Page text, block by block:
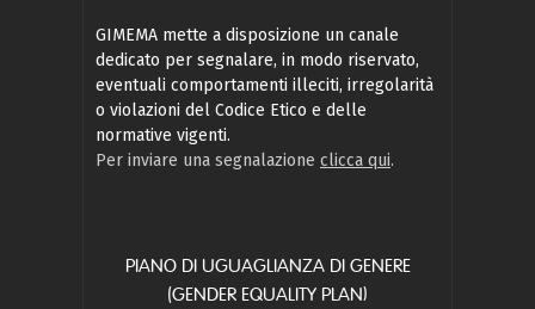
GIMEMA mette a disposizione un canale
dedicato per segnalare, in modo riservato,
eventuali comportamenti illeciti, irregolarità
o violazioni del Codice Etico e delle
normative vigenti.
Per inviare una segnalazione clicca qui.
PIANO DI UGUAGLIANZA DI GENERE
(GENDER EQUALITY PLAN)